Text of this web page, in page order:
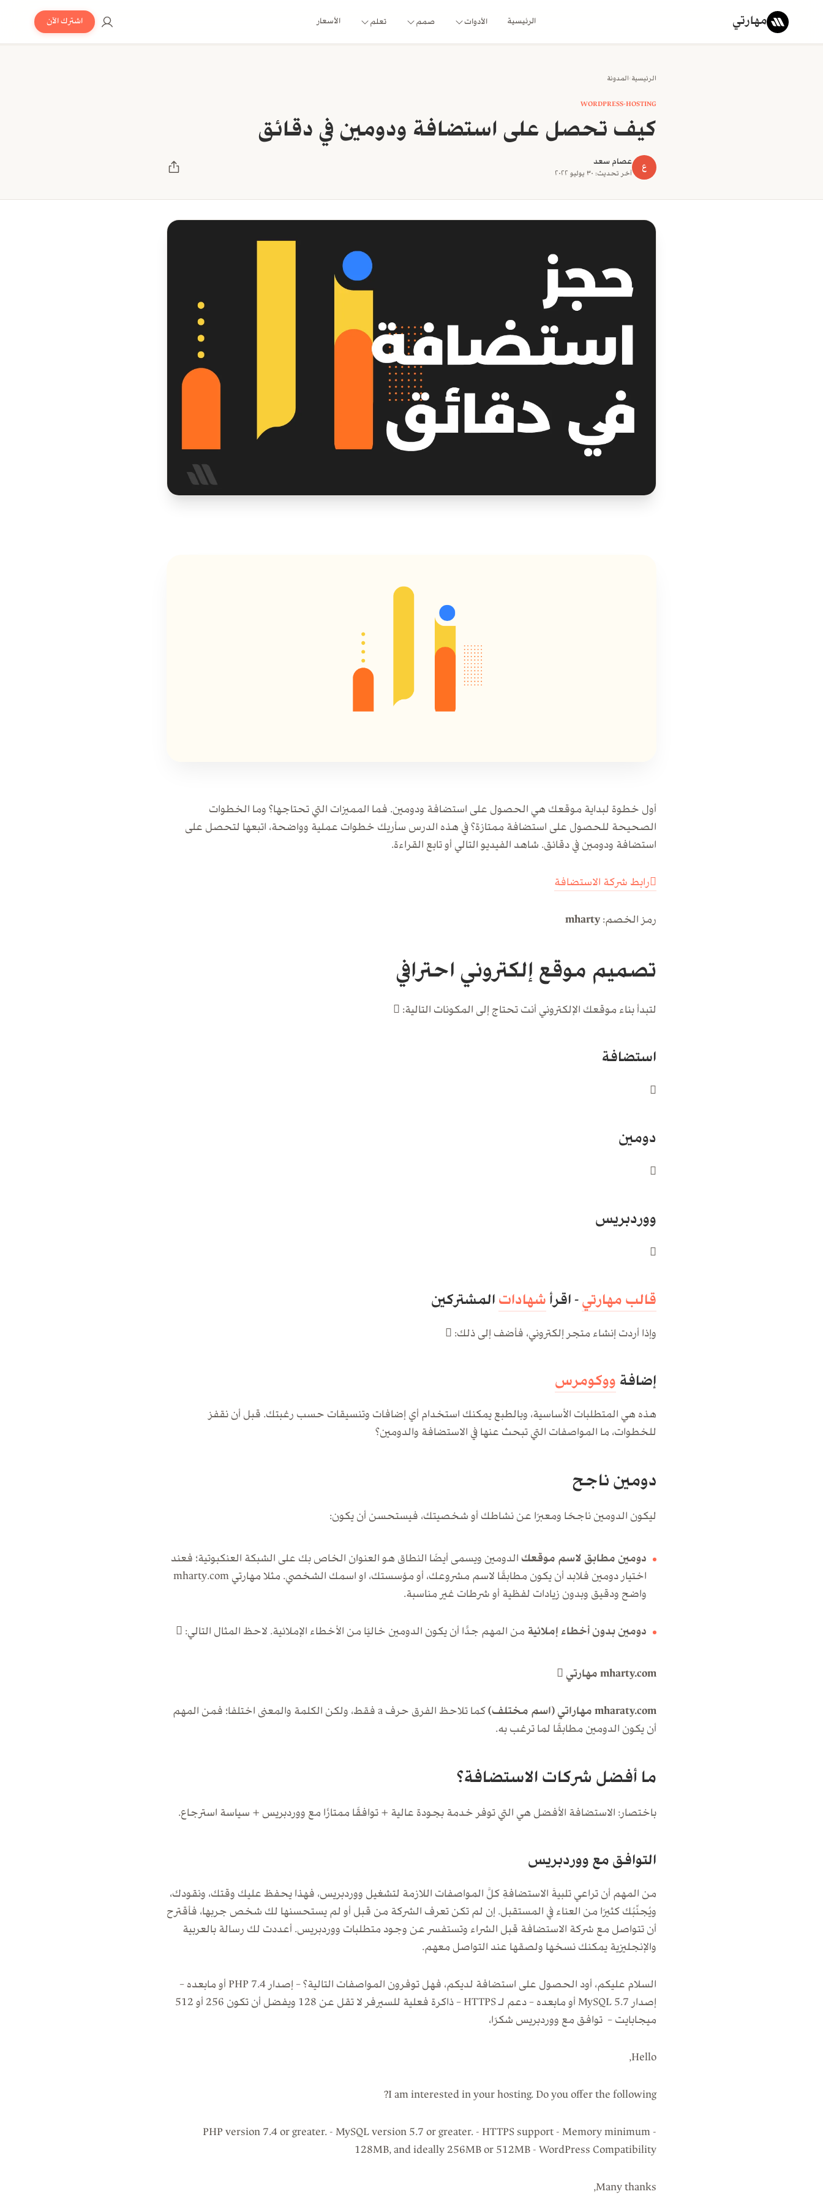
مهارتي الرئيسية الأدوات صمم تعلم الأسعار اشترك الآن
الرئيسية›المدونة
WORDPRESS-HOSTING
كيف تحصل على استضافة ودومين في دقائق
ع عصام سعد
آخر تحديث: ٣٠ يوليو ٢٠٢٢
أول خطوة لبداية موقعك هي الحصول على استضافة ودومين. فما المميزات التي تحتاجها؟ وما الخطوات
الصحيحة للحصول على استضافة ممتازة؟ في هذه الدرس سأريك خطوات عملية وواضحة، اتبعها لتحصل على
استضافة ودومين في دقائق. شاهد الفيديو التالي أو تابع القراءة.
رابط شركة الاستضافة
رمز الخصم:mharty
تصميم موقع إلكتروني احترافي
لتبدأ بناء موقعك الإلكتروني أنت تحتاج إلى المكونات التالية: 
استضافة

دومين

ووردبريس

قالب مهارتي- اقرأ شهادات المشتركين
وإذا أردت إنشاء متجر إلكتروني، فأضف إلى ذلك: 
إضافة ووكومرس
هذه هي المتطلبات الأساسية، وبالطبع يمكنك استخدام أي إضافات وتنسيقات حسب رغبتك. قبل أن نقفز
للخطوات، ما المواصفات التي تبحث عنها في الاستضافة والدومين؟
دومين ناجح
ليكون الدومين ناجحًا ومعبرًا عن نشاطك أو شخصيتك، فيستحسن أن يكون:
دومين مطابق لاسم موقعك الدومين ويسمى أيضًا النطاق هو العنوان الخاص بك على الشبكة العنكبوتية؛ فعند
اختيار دومين فلابد أن يكون مطابقًا لاسم مشروعك، أو مؤسستك، او اسمك الشخصي. مثلا مهارتي mharty.com
واضح ودقيق وبدون زيادات لفظية أو شرطات غير مناسبة.
دومين بدون أخطاء إملائية من المهم جدًّا أن يكون الدومين خاليًا من الأخطاء الإملائية. لاحظ المثال التالي: 
mharty.com مهارتي
mharaty.com مهاراتي (اسم مختلف)
كما تلاحظ الفرق حرف a فقط، ولكن الكلمة والمعنى اختلفا؛ فمن المهم
أن يكون الدومين مطابقًا لما ترغب به.
ما أفضل شركات الاستضافة؟
باختصار: الاستضافة الأفضل هي التي توفر خدمة بجودة عالية + توافقًا ممتازًا مع ووردبريس + سياسة استرجاع.
التوافق مع ووردبريس
من المهم أن تراعي تلبيةَ الاستضافةِ كلَّ المواصفات اللازمة لتشغيل ووردبريس، فهذا يحفظ عليك وقتك، ونقودك،
ويُجنِّبُك كثيرًا من العناء في المستقبل. إن لم تكن تعرف الشركة من قبل أو لم يستحسنها لك شخص جربها، فأقترح
أن تتواصل مع شركة الاستضافة قبل الشراء وتستفسر عن وجود متطلبات ووردبريس. أعددت لك رسالة بالعربية
والإنجليزية يمكنك نسخها ولصقها عند التواصل معهم.
السلام عليكم، أود الحصول على استضافة لديكم، فهل توفرون المواصفات التالية؟ – إصدار PHP 7.4 أو مابعده –
إصدار MySQL 5.7 أو مابعده – دعم لـ HTTPS – ذاكرة فعلية للسيرفر لا تقل عن 128 ويفضل أن تكون 256 أو 512
ميجابايت – توافق مع ووردبريس شكرًا،
Hello,
I am interested in your hosting. Do you offer the following?
- PHP version 7.4 or greater. - MySQL version 5.7 or greater. - HTTPS support - Memory minimum
128MB, and ideally 256MB or 512MB - WordPress Compatibility
Many thanks,